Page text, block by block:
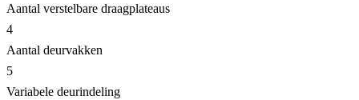
Aantal verstelbare draagplateaus
4
Aantal deurvakken
5
Variabele deurindeling